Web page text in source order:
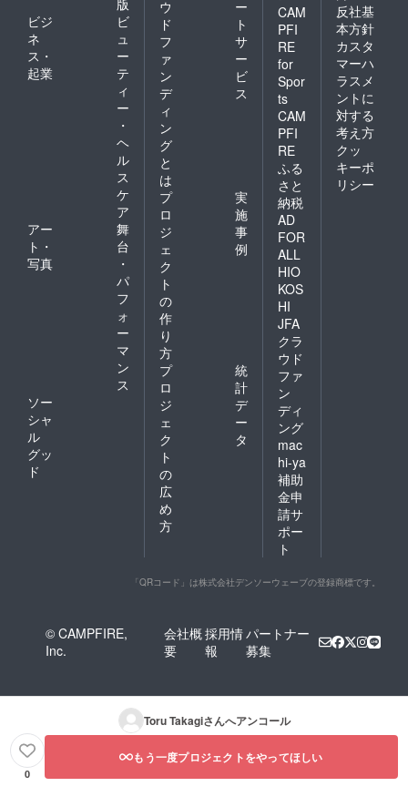
版
ビジ
ネ
ス・
起業
ビ
ュ
ー
テ
ィ
ー
・
ヘ
ル
ス
ケ
ア
アー
ト・
写真
舞
台
・
パ
フ
ォ
ー
マ
ン
ス
ソー
シャ
ル
グッ
ド
ウ
ド
フ
ァ
ン
デ
ィ
ン
グ
と
は
ー
ト
サ
ー
ビ
ス
プ
ロ
ジ
ェ
ク
ト
の
作
り
方
実
施
事
例
プ
ロ
ジ
ェ
ク
ト
の
広
め
方
統
計
デ
ー
タ
CAM
PFI
RE
for
Spor
ts
CAM
PFI
RE
ふる
さと
納税
AD
FOR
ALL
HIO
KOS
HI
JFA
クラ
ウド
ファ
ン
ディ
ング
mac
hi-ya
補助
金申
請サ
ポー
ト
反社基
本方針
カスタ
マーハ
ラスメ
ントに
対する
考え方
クッ
キーポ
リシー
「QRコード」は株式会社デンソーウェーブの登録商標です。
© CAMPFIRE,
Inc.
会社概
要
採用情
報
パートナー
募集
Toru Takagiさんへアンコール
0
もう一度プロジェクトをやってほしい